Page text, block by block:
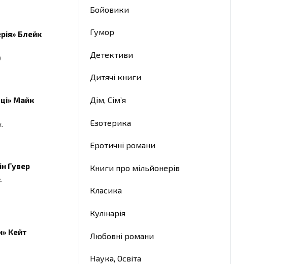
Блейк
Майк
Гувер
Кейт
Бойовики
Гумор
Детективи
Дитячі книги
Дім, Сім’я
Езотерика
Еротичні романи
Книги про мільйонерів
Класика
Кулінарія
Любовні романи
Наука, Освіта